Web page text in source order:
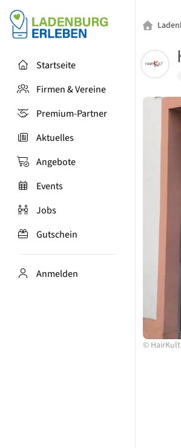
Startseite
Firmen & Vereine
Premium-Partner
Aktuelles
Angebote
Events
Jobs
Gutschein
Anmelden
©